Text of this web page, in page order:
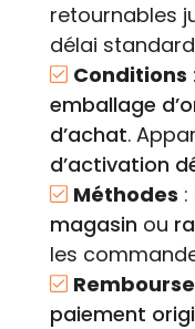
retournables
délai
Conditions
emballage
d’achat.
d’activation
Méthodes
magasin ou
les
paiement